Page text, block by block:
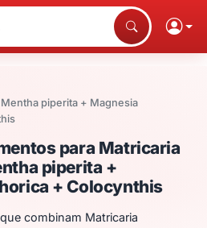
piperita + Magnesia
para
para Matricaria
piperita +
+ Colocynthis
combinam Matricaria